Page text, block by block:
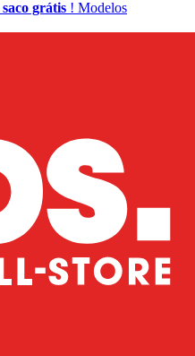
saco grátis ! Modelos